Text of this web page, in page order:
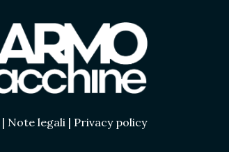
| Note legali | Privacy policy